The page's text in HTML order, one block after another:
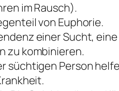
im Rausch).
von Euphorie.
einer Sucht,
zu kombinieren.
süchtigen Person